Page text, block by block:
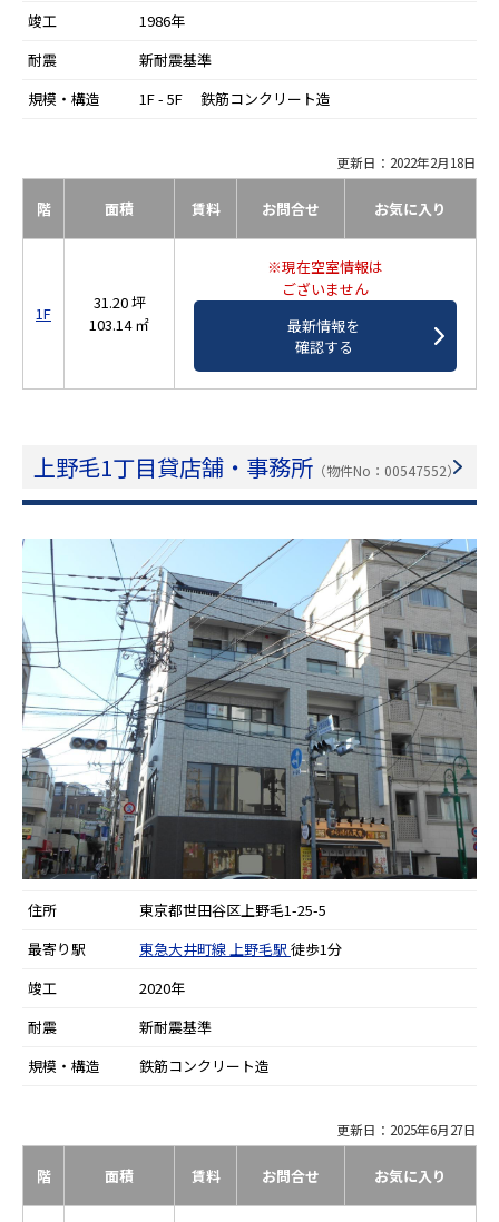
竣工
1986年
耐震
新耐震基準
規模・構造
1F - 5F 鉄筋コンクリート造
更新日：2022年2月18日
階 面積 賃料 お問合せ お気に入り
1F
31.20 坪
103.14 ㎡
※現在空室情報は
ございません
最新情報を
確認する
上野毛1丁目貸店舗・事務所 （物件No：00547552）
住所
東京都世田谷区上野毛1-25-5
最寄り駅
東急大井町線上野毛駅 徒歩1分
竣工
2020年
耐震
新耐震基準
規模・構造
鉄筋コンクリート造
更新日：2025年6月27日
階 面積 賃料 お問合せ お気に入り